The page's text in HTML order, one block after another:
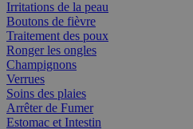
Irritations de la peau
Boutons de fièvre
Traitement des poux
Ronger les ongles
Champignons
Verrues
Soins des plaies
Arrêter de Fumer
Estomac et Intestin